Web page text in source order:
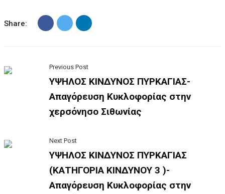
Share:
Previous Post
ΥΨΗΛΟΣ ΚΙΝΔΥΝΟΣ ΠΥΡΚΑΓΙΑΣ-
Απαγόρευση Κυκλοφορίας στην
χερσόνησο Σιθωνίας
Next Post
ΥΨΗΛΟΣ ΚΙΝΔΥΝΟΣ ΠΥΡΚΑΓΙΑΣ
(ΚΑΤΗΓΟΡΙΑ ΚΙΝΔΥΝΟΥ 3 )-
Απαγόρευση Κυκλοφορίας στην